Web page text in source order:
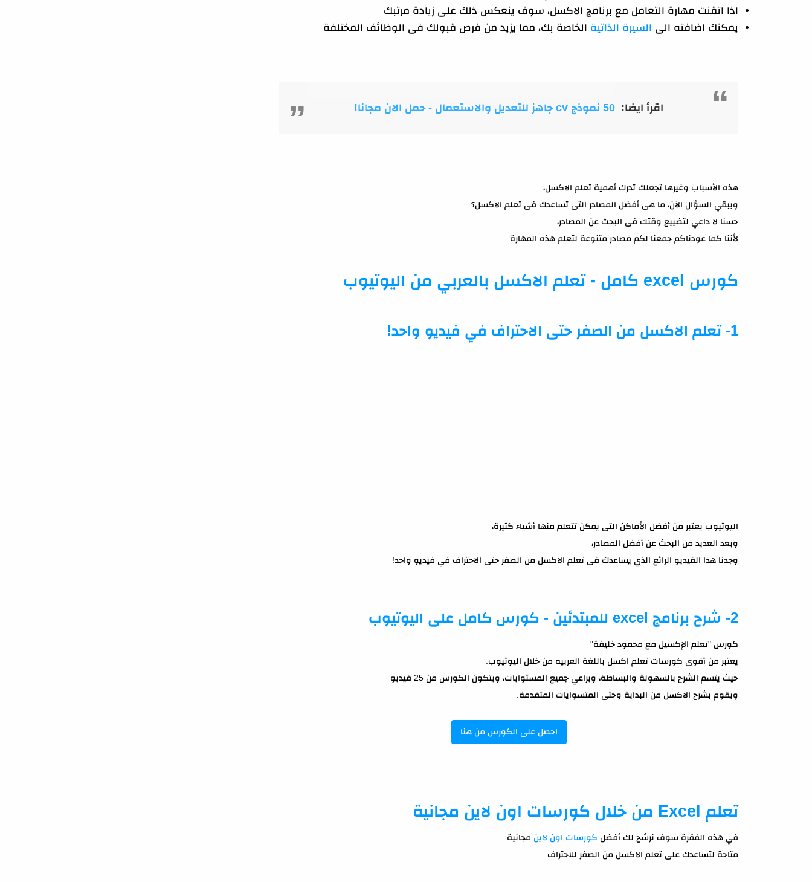
اذا اتقنت مهارة التعامل مع برنامج الاكسل، سوف ينعكس ذلك على زيادة مرتبك
يمكنك اضافته الى السيرة الذاتية الخاصة بك، مما يزيد من فرص قبولك فى الوظائف المختلفة
اقرأ ايضا:
هذه الأسباب وغيرها تجعلك تدرك أهمية تعلم الاكسل،
ويبقي السؤال الآن، ما هى أفضل المصادر التى تساعدك فى تعلم الاكسل؟
حسنا لا داعي لتضييع وقتك فى البحث عن المصادر،
لأننا كما عودناكم جمعنا لكم مصادر متنوعة لتعلم هذه المهارة.
كورس excel كامل - تعلم الاكسل بالعربي من اليوتيوب
1- تعلم الاكسل من الصفر حتى الاحتراف في فيديو واحد!
اليوتيوب يعتبر من أفضل الأماكن التى يمكن تتعلم منها أشياء كثيرة،
وبعد العديد من البحث عن أفضل المصادر،
وجدنا هذا الفيديو الرائع الذي يساعدك فى تعلم الاكسل من الصفر حتى الاحتراف في فيديو واحد!
2- شرح برنامج excel للمبتدئين - كورس كامل على اليوتيوب
كورس "تعلم الإكسيل مع محمود خليفة"
يعتبر من أقوى كورسات تعلم اكسل باللغة العربيه من خلال اليوتيوب.
حيث يتسم الشرح بالسهولة والبساطة، ويراعي جميع المستوايات، ويتكون الكورس من 25 فيديو
ويقوم بشرح الاكسل من البداية وحتى المتسوايات المتقدمة.
احصل على الكورس من هنا
تعلم Excel من خلال كورسات اون لاين مجانية
في هذه الفقرة سوف نرشح لك أفضل كورسات اون لاين مجانية
متاحة لتساعدك على تعلم الاكسل من الصفر للاحتراف.